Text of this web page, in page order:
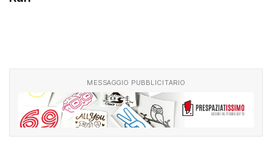
MESSAGGIO PUBBLICITARIO